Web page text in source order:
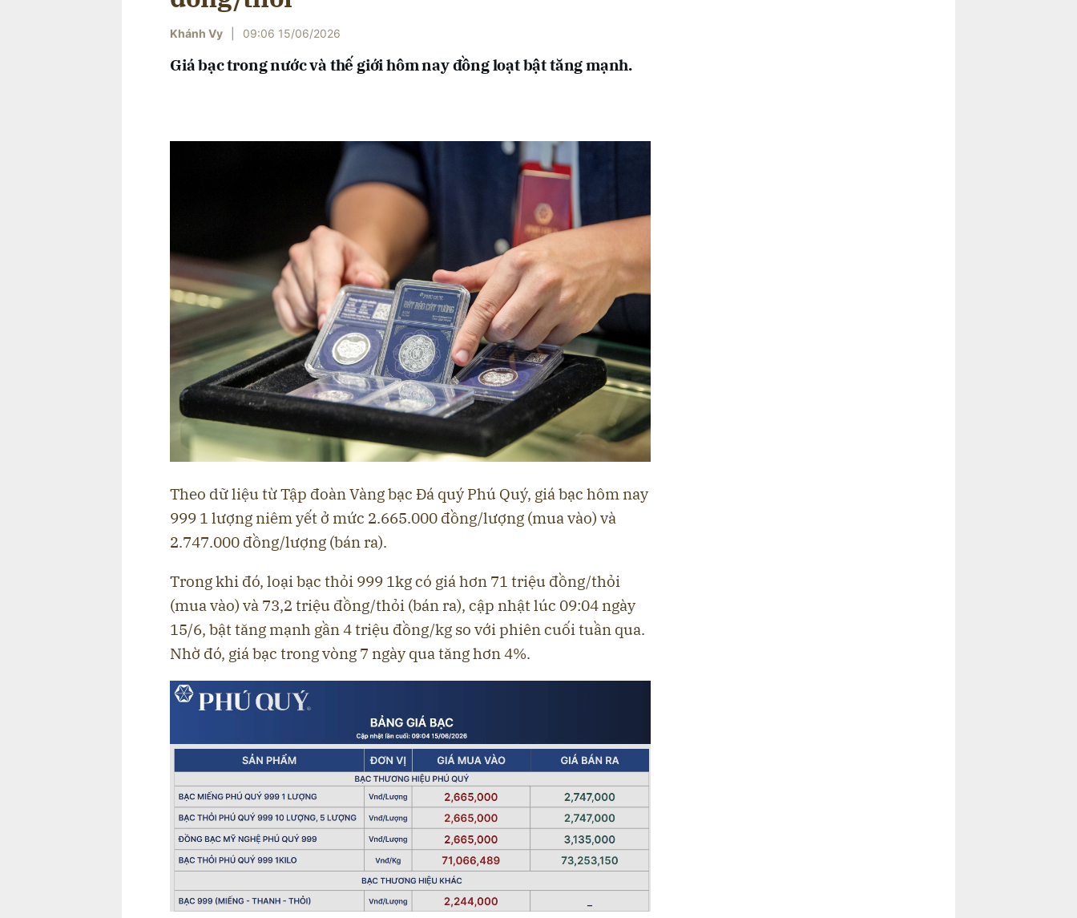
Khánh Vy 09:06 15/06/2026
Giá bạc trong nước và thế giới hôm nay đồng loạt bật tăng mạnh.
Theo dữ liệu từ Tập đoàn Vàng bạc Đá quý Phú Quý, giá bạc hôm nay
999 1 lượng niêm yết ở mức 2.665.000 đồng/lượng (mua vào) và
2.747.000 đồng/lượng (bán ra).
Trong khi đó, loại bạc thỏi 999 1kg có giá hơn 71 triệu đồng/thỏi
(mua vào) và 73,2 triệu đồng/thỏi (bán ra), cập nhật lúc 09:04 ngày
15/6, bật tăng mạnh gần 4 triệu đồng/kg so với phiên cuối tuần qua.
Nhờ đó, giá bạc trong vòng 7 ngày qua tăng hơn 4%.